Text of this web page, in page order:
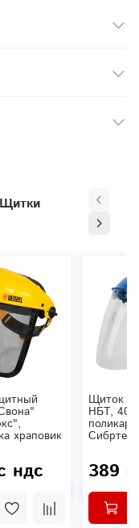
храповик
ндс
Щиток
НБТ,
Сибртех
389